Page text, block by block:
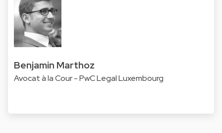
Benjamin Marthoz
Avocat à la Cour - PwC Legal Luxembourg